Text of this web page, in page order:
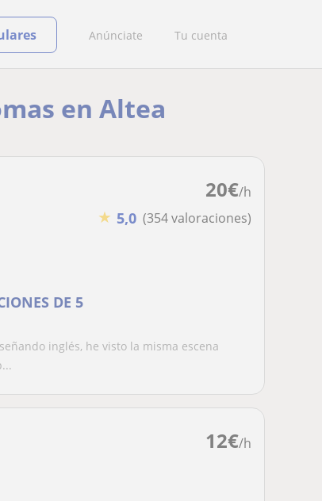
Anúnciate Tu cuenta
en Altea
20€/h
★ 5,0 (354 valoraciones)
DE 5
inglés, he visto la misma escena
12€/h